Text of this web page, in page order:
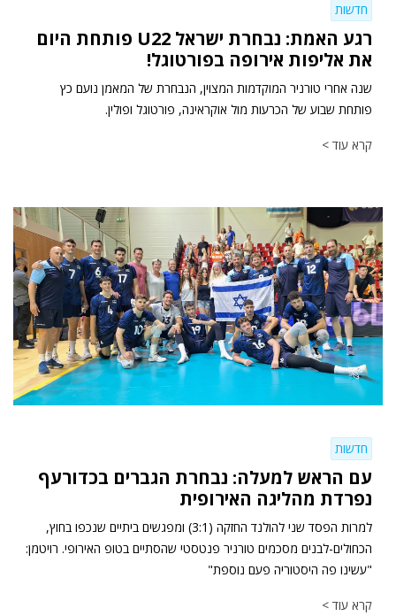
חדשות
רגע האמת: נבחרת ישראל U22 פותחת היום
את אליפות אירופה בפורטוגל!
שנה אחרי טורניר המוקדמות המצוין, הנבחרת של המאמן נועם כץ
פותחת שבוע של הכרעות מול אוקראינה, פורטוגל ופולין.
קרא עוד >
חדשות
עם הראש למעלה: נבחרת הגברים בכדורעף
נפרדת מהליגה האירופית
למרות הפסד שני להולנד החזקה (3:1) ומפגשים ביתיים שנכפו בחוץ,
הכחולים-לבנים מסכמים טורניר פנטסטי שהסתיים בטופ האירופי. רויטמן:
"עשינו פה היסטוריה פעם נוספת"
קרא עוד >